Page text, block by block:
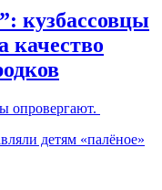
кузбассовцы
качество
опровергают.